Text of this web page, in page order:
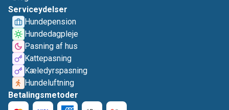
Serviceydelser
Hundepension
Hundedagpleje
Pasning af hus
Kattepasning
Kæledyrspasning
Hundeluftning
Betalingsmetoder